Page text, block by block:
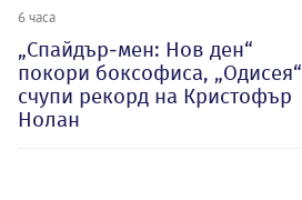
6 часа
„Спайдър-мен: Нов ден“
покори боксофиса, „Одисея“
счупи рекорд на Кристофър
Нолан